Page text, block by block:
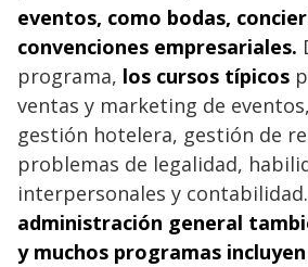
eventos, como bodas,
convenciones empresariales.
programa, los cursos típicos
ventas y marketing de
gestión hotelera, gestión de
problemas de legalidad,
interpersonales y contabilidad.
administración general
y muchos programas